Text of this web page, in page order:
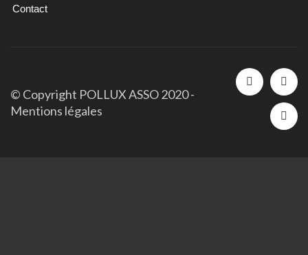
Contact
© Copyright POLLUX ASSO 2020 -
Mentions légales